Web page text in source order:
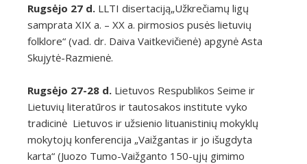
Rugsėjo 27 d. LLTI disertaciją„Užkrečiamų ligų
samprata XIX a. – XX a. pirmosios pusės lietuvių
folklore“ (vad. dr. Daiva Vaitkevičienė) apgynė Asta
Skujytė-Razmienė.
Rugsėjo 27-28 d. Lietuvos Respublikos Seime ir
Lietuvių literatūros ir tautosakos institute vyko
tradicinė Lietuvos ir užsienio lituanistinių mokyklų
mokytojų konferencija „Vaižgantas ir jo išugdyta
karta“ (Juozo Tumo-Vaižganto 150-ųjų gimimo